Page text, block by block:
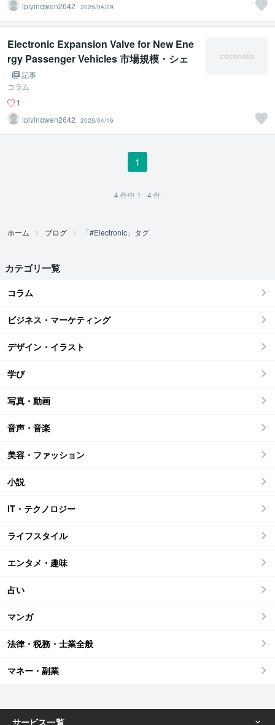
lpiyingwen2642
2026/04/29
Electronic Expansion Valve for New Ene
rgy Passenger Vehicles 市場規模・シェ
ア・調査報告書 2026年
記事
コラム
1
lpiyingwen2642
2026/04/16
1
4件中 1 - 4件
ホーム ブログ 「#Electronic」タグ
カテゴリ一覧
コラム
ビジネス・マーケティング
デザイン・イラスト
学び
写真・動画
音声・音楽
美容・ファッション
小説
IT・テクノロジー
ライフスタイル
エンタメ・趣味
占い
マンガ
法律・税務・士業全般
マネー・副業